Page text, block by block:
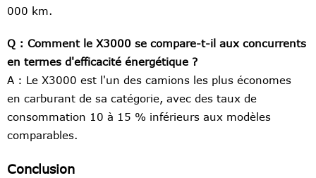
000 km.
Q : Comment le X3000 se compare-t-il aux concurrents
en termes d'efficacité énergétique ?
A : Le X3000 est l'un des camions les plus économes
en carburant de sa catégorie, avec des taux de
consommation 10 à 15 % inférieurs aux modèles
comparables.
Conclusion